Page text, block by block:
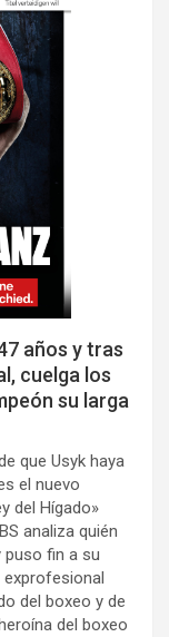
años y tras
cuelga los
su larga
que Usyk haya
el nuevo
del Hígado»
analiza quién
puso fin a su
exprofesional
del boxeo y de
del boxeo